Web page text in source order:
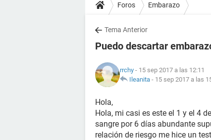
Foros Embarazo
Tema Anterior
Puedo descartar
rrchy - 15 sep 2017 a las 12:11
Ileanita - 15 sep 2017 a las
Hola,
Hola, mi casi es este el 1 y el 4
sangre por 6 días abundante
relación de riesgo me hice un